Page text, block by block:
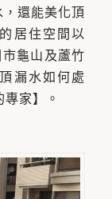
還能美化頂
居住空間以
龜山及蘆竹
漏水如何處
家】。